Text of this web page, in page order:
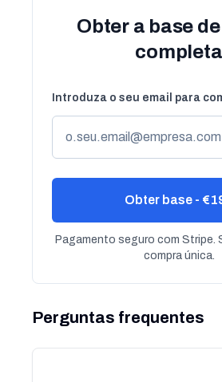
Obter a base
completa
Introduza o seu email para
Obter base -
Pagamento seguro com Stripe.
compra única.
Perguntas frequentes